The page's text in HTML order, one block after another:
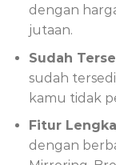
dengan
jutaan.
Sudah
sudah
kamu tidak
Fitur
dengan